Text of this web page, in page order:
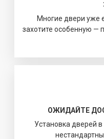
Многие двери уже
захотите особенную —
ОЖИДАЙТЕ
Установка дверей